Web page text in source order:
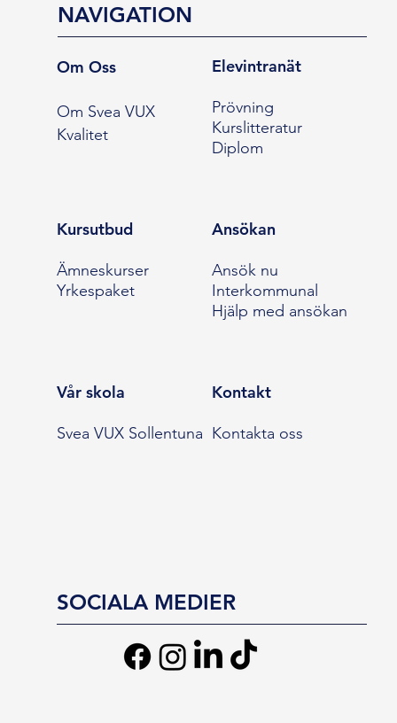
NAVIGATION
Om Oss
Om Svea VUX
Kvalitet
Elevintranät
Prövning
Kurslitteratur
Diplom
Kursutbud
Ämneskurser
Yrkespaket
Ansökan
Ansök nu
Interkommunal
Hjälp med ansökan
Vår skola
Svea VUX Sollentuna
Kontakt
Kontakta oss
SOCIALA MEDIER